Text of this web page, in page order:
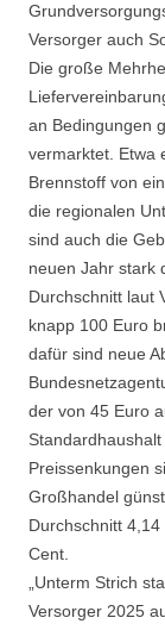
Versorger auch
Die große
an Bedingungen
vermarktet. Etwa
Brennstoff von
die regionalen
sind auch die
neuen Jahr stark
Durchschnitt laut
knapp 100 Euro
dafür sind neue
der von 45 Euro
Preissenkungen
Großhandel
Durchschnitt
Cent.
„Unterm Strich
Versorger 2025